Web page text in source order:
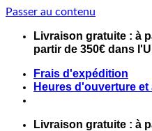
Passer au contenu
Livraison gratuite : à
partir de 350€ dans
Frais d'expédition
Heures d'ouverture et
Livraison gratuite : à